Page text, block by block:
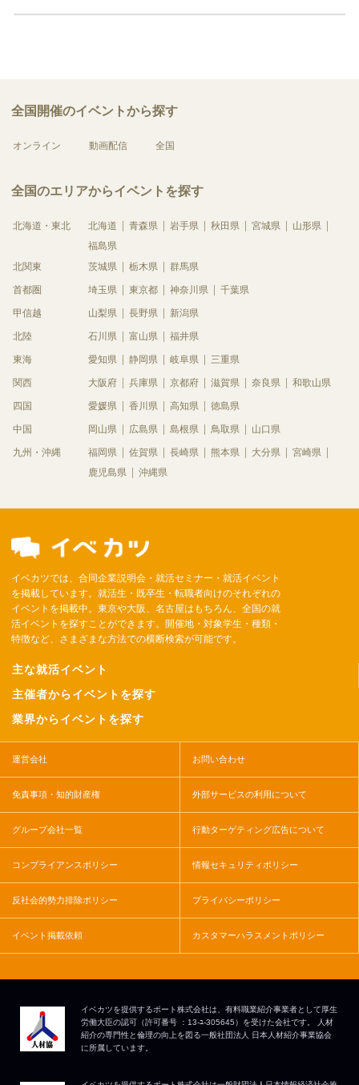
全国開催のイベントから探す
オンライン 動画配信 全国
全国のエリアからイベントを探す
北海道・東北 北海道 青森県 岩手県 秋田県 宮城県
山形県
福島県
北関東
茨城県 栃木県 群馬県
首都圏 埼玉県 東京都 神奈川県 千葉県
甲信越 山梨県 長野県 新潟県
北陸 石川県 富山県 福井県
東海 愛知県 静岡県 岐阜県 三重県
関西 大阪府 兵庫県 京都府 滋賀県 奈良県 和歌山県
四国 愛媛県 香川県 高知県 徳島県
中国 岡山県 広島県 島根県 鳥取県 山口県
九州・沖縄 福岡県 佐賀県 長崎県 熊本県 大分県
宮崎県
鹿児島県
沖縄県
イベカツでは、合同企業説明会・就活セミナー・就活イベント
を掲載しています。就活生・既卒生・転職者向けのそれぞれの
イベントを掲載中。東京や大阪、名古屋はもちろん、全国の就
活イベントを探すことができます。開催地・対象学生・種類・
特徴など、さまざまな方法での横断検索が可能です。
主な就活イベント
主催者からイベントを探す
業界からイベントを探す
運営会社 お問い合わせ
免責事項・知的財産権 外部サービスの利用について
グループ会社一覧 行動ターゲティング広告について
コンプライアンスポリシー 情報セキュリティポリシー
反社会的勢力排除ポリシー プライバシーポリシー
イベント掲載依頼 カスタマーハラスメントポリシー